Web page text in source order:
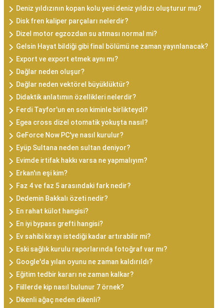
Deniz yıldızının kopan kolu yeni deniz yıldızı oluşturur mu?
Disk fren kaliper parçaları nelerdir?
Dizel motor egzozdan su atması normal mi?
Gelsin Hayat bildiği gibi final bölümü ne zaman yayınlanacak?
Export ve export etmek aynı mı?
Dağlar neden oluşur?
Dağlar neden vektörel büyüklüktür?
Didaktik anlatımın özellikleri nelerdir?
Ferdi Tayfor'un en son kiminle birlikteydi?
Egea cross dizel otomatik yokuşta nasıl?
GeForce Now PC'ye nasıl kurulur?
Eyüp Sultana neden sultan deniyor?
Evimde irtifak hakkı varsa ne yapmalıyım?
Erkan'ın eşi kim?
Faz 4 ve faz 5 arasındaki fark nedir?
Dedemin Bakkalı özeti nedir?
En rahat külot hangisi?
En iyi bypass grefti hangisi?
Ev sahibi kirayı istediği kadar artırabilir mi?
Eski sağlık kurulu raporlarında fotoğraf var mı?
Google'da yılan oyunu ne zaman kaldırıldı?
Eğitim tedbir kararı ne zaman kalkar?
Fiillerde kip nasıl bulunur 7 örnek?
Dikenli ağaç neden dikenli?